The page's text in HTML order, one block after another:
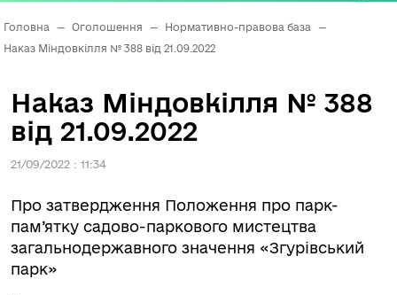
Головна — Оголошення — Нормативно-правова база
—
Наказ Міндовкілля № 388 від 21.09.2022
Наказ Міндовкілля № 388
від 21.09.2022
21/09/2022 : 11:34
Про затвердження Положення про парк-
пам’ятку садово-паркового мистецтва
загальнодержавного значення «Згурівський
парк»